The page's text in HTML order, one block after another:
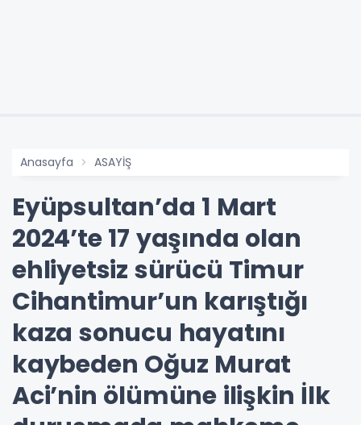
Anasayfa ASAYİŞ
Eyüpsultan’da 1 Mart
2024’te 17 yaşında olan
ehliyetsiz sürücü Timur
Cihantimur’un karıştığı
kaza sonucu hayatını
kaybeden Oğuz Murat
Aci’nin ölümüne ilişkin İlk